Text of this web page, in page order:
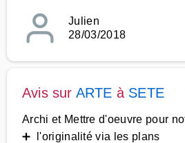
Julien
28/03/2018
Avis sur ARTE à SETE
Archi et Mettre d'oeuvre pour
➕ l'originalité via les plans